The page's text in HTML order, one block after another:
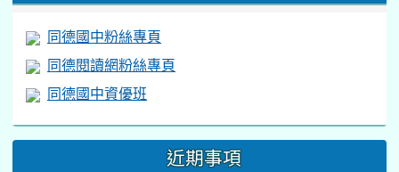
同德國中粉絲專頁
同德閱讀網粉絲專頁
同德國中資優班
近期事項